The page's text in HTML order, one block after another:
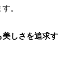
。
しさを追求す